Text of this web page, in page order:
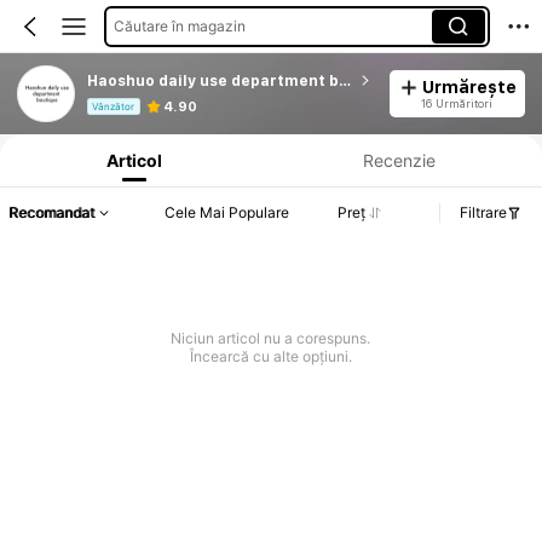
Căutare în magazin
Haoshuo daily use department boutique
Vânzător 4.90
Urmărește
16 Urmăritori
Informații despre produs: Divulgarea prețului, detalii privind vânzările și stocul.
Articol Recenzie
Recomandat Cele Mai Populare Preț Filtrare
Niciun articol nu a corespuns.
Încearcă cu alte opțiuni.